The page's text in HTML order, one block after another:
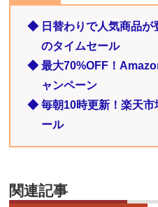
◆ 日替わりで人気商品が
のタイムセール
◆ 最大70%OFF！
ャンペーン
◆ 毎朝10時更新！楽天市
ール
関連記事